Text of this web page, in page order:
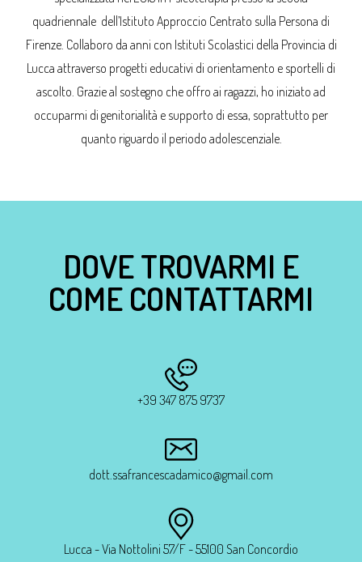
quadriennale dell’Istituto Approccio Centrato sulla Persona di
Firenze. Collaboro da anni con Istituti Scolastici della Provincia di
Lucca attraverso progetti educativi di orientamento e sportelli di
ascolto. Grazie al sostegno che offro ai ragazzi, ho iniziato ad
occuparmi di genitorialità e supporto di essa, soprattutto per
quanto riguardo il periodo adolescenziale.
DOVE TROVARMI E
COME CONTATTARMI
+39 347 875 9737
dott.ssafrancescadamico@gmail.com
Lucca - Via Nottolini 57/F - 55100 San Concordio